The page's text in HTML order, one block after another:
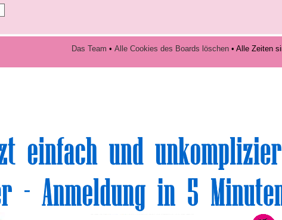
Das Team • Alle Cookies des Boards löschen• Alle Zeiten